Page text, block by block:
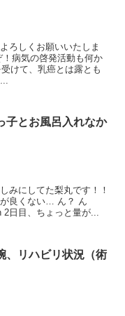
ろしくお願いいたしま
病気の啓発活動も何か
けて、乳癌とは露とも
子とお風呂入れなか
みにしてた梨丸です！！
良くない… ん？ ん
日目、ちょっと量が...
、リハビリ状況（術